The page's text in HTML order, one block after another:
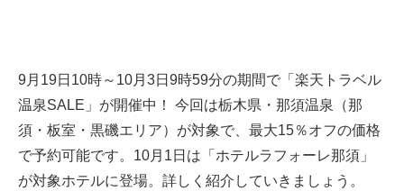
9月19日10時～10月3日9時59分の期間で「楽天トラベル
温泉SALE」が開催中！ 今回は栃木県・那須温泉（那
須・板室・黒磯エリア）が対象で、最大15％オフの価格
で予約可能です。10月1日は「ホテルラフォーレ那須」
が対象ホテルに登場。詳しく紹介していきましょう。